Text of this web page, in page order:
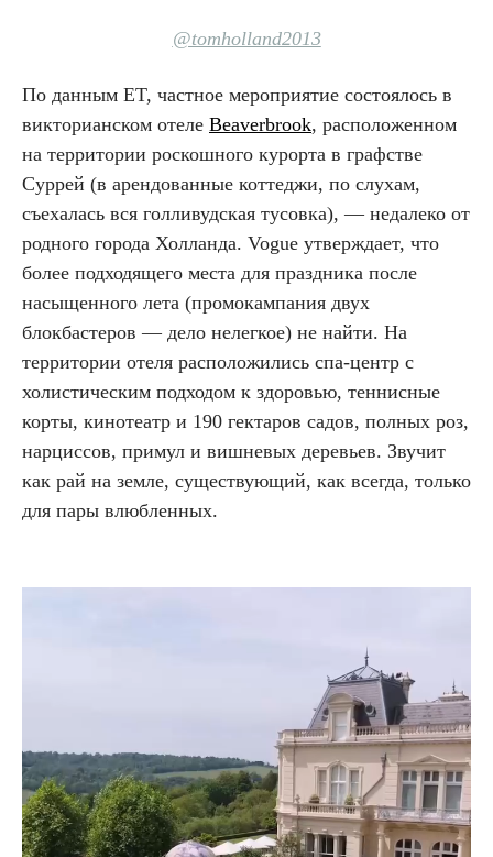
@tomholland2013
По данным ET, частное мероприятие состоялось в
викторианском отеле Beaverbrook, расположенном
на территории роскошного курорта в графстве
Суррей (в арендованные коттеджи, по слухам,
съехалась вся голливудская тусовка), — недалеко от
родного города Холланда. Vogue утверждает, что
более подходящего места для праздника после
насыщенного лета (промокампания двух
блокбастеров — дело нелегкое) не найти. На
территории отеля расположились спа-центр с
холистическим подходом к здоровью, теннисные
корты, кинотеатр и 190 гектаров садов, полных роз,
нарциссов, примул и вишневых деревьев. Звучит
как рай на земле, существующий, как всегда, только
для пары влюбленных.